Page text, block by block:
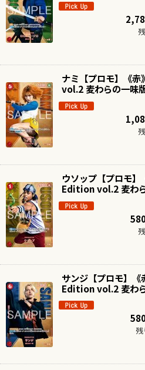
ナミ【プロモ】《赤》
vol.2 麦わらの一味
ウソップ【プロモ】
Edition vol.2 麦わ
サンジ【プロモ】《
Edition vol.2 麦わ
残